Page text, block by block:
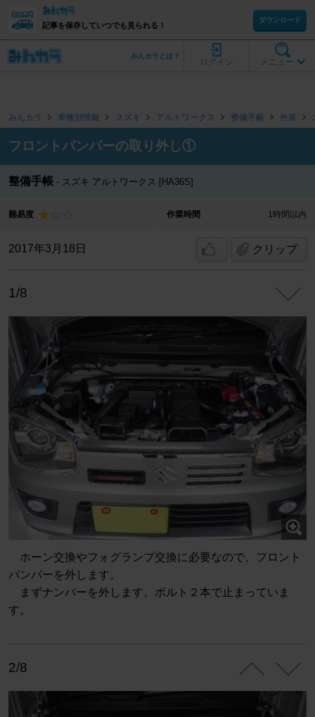
記事を保存していつでも見られる！
ダウンロード
メニュー
ログイン
みんカラとは？
みんカラ 車種別情報 スズキ アルトワークス 整備手帳 外装
フロントバンパーの取り外し①
整備手帳 スズキ アルトワークス [HA36S]
難易度 作業時間 1時間以内
2017年3月18日 クリップ
1/8
ホーン交換やフォグランプ交換に必要なので、フロント
バンパーを外します。
まずナンバーを外します。ボルト２本で止まっていま
す。
2/8